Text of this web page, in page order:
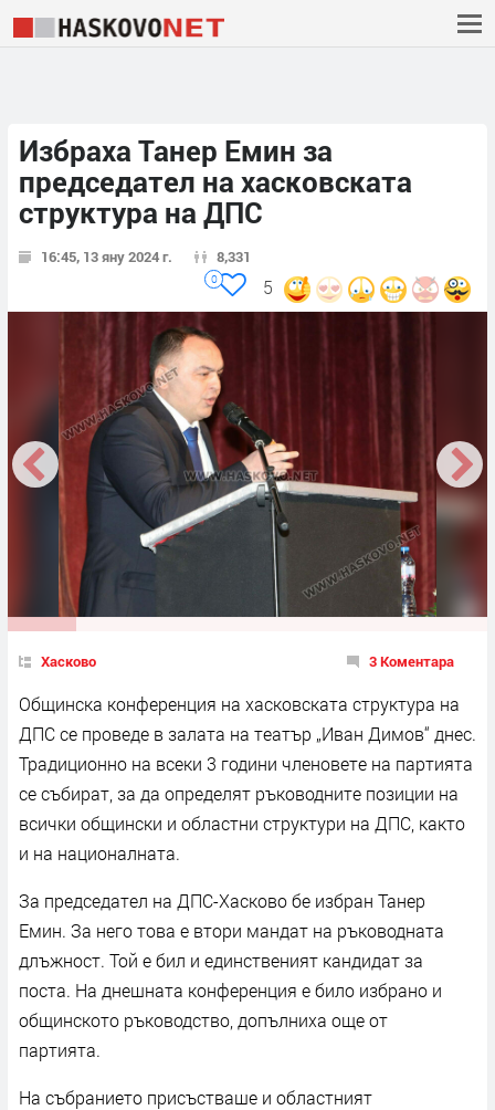
Избраха Танер Емин за
председател на хасковската
структура на ДПС
16:45, 13 яну 2024 г. 8,331
5
0
Хасково 3 Коментара
Общинска конференция на хасковската структура на
ДПС се проведе в залата на театър „Иван Димов“ днес.
Традиционно на всеки 3 години членовете на партията
се събират, за да определят ръководните позиции на
всички общински и областни структури на ДПС, както
и на националната.
За председател на ДПС-Хасково бе избран Танер
Емин. За него това е втори мандат на ръководната
длъжност. Той е бил и единственият кандидат за
поста. На днешната конференция е било избрано и
общинското ръководство, допълниха още от
партията.
На събранието присъстваше и областният